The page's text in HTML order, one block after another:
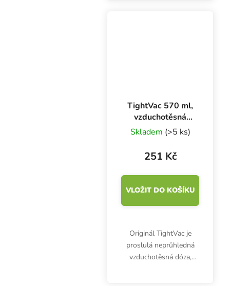
TightVac 570 ml,
vzduchotěsná
dóza neprůhledná
Skladem (>5 ks)
251 Kč
VLOŽIT DO KOŠÍKU
Originál TightVac je
proslulá neprůhledná
vzduchotěsná dóza,